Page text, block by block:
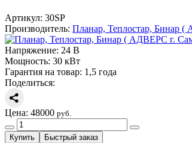
Артикул: 30SP
Производитель: Планар, Теплостар, Бинар
Напряжение: 24 В
Мощность: 30 кВт
Гарантия на товар: 1,5 года
Поделиться:
Цена: 48000 руб.